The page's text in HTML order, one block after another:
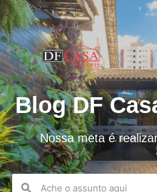
Blog DF
Nossa meta é